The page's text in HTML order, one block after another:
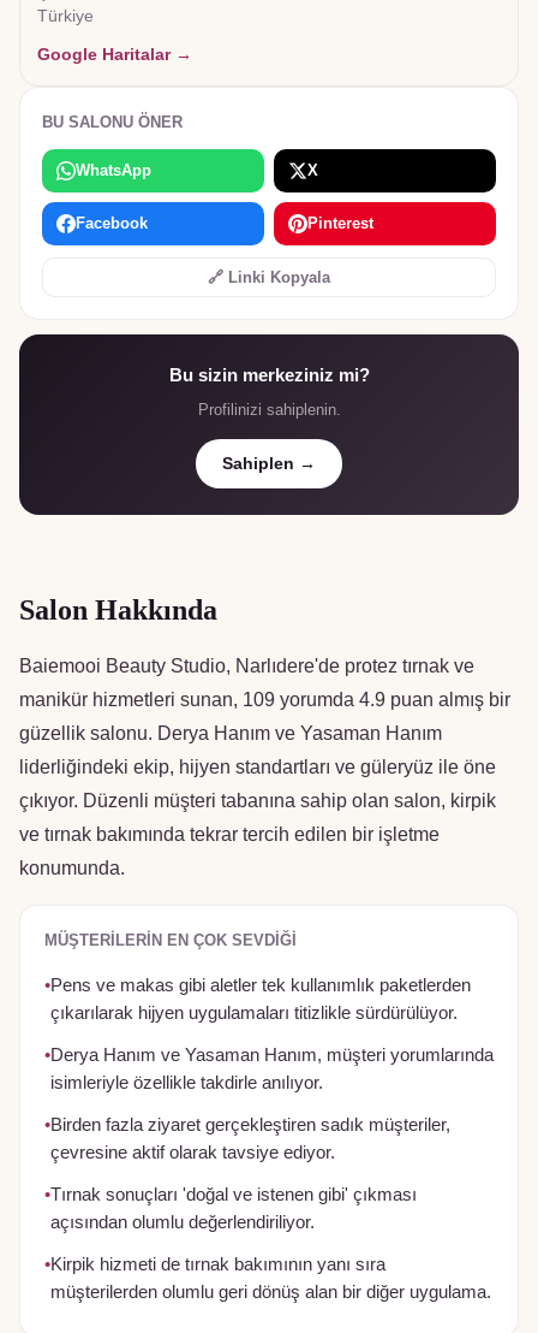
Salon Hakkında
Baiemooi Beauty Studio, Narlıdere'de protez tırnak ve
manikür hizmetleri sunan, 109 yorumda 4.9 puan almış bir
güzellik salonu. Derya Hanım ve Yasaman Hanım
liderliğindeki ekip, hijyen standartları ve güleryüz ile öne
çıkıyor. Düzenli müşteri tabanına sahip olan salon, kirpik
ve tırnak bakımında tekrar tercih edilen bir işletme
konumunda.
MÜŞTERILERIN EN ÇOK SEVDIĞI
•Pens ve makas gibi aletler tek kullanımlık paketlerden
çıkarılarak hijyen uygulamaları titizlikle sürdürülüyor.
•Derya Hanım ve Yasaman Hanım, müşteri yorumlarında
isimleriyle özellikle takdirle anılıyor.
•Birden fazla ziyaret gerçekleştiren sadık müşteriler,
çevresine aktif olarak tavsiye ediyor.
•Tırnak sonuçları 'doğal ve istenen gibi' çıkması
açısından olumlu değerlendiriliyor.
•Kirpik hizmeti de tırnak bakımının yanı sıra
müşterilerden olumlu geri dönüş alan bir diğer uygulama.
Türkiye
Google Haritalar →
BU SALONU ÖNER
WhatsApp X
Facebook Pinterest
🔗 Linki Kopyala
Bu sizin merkeziniz mi?
Profilinizi sahiplenin.
Sahiplen →